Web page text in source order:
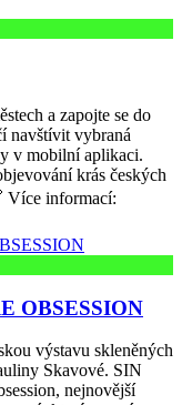
a zapojte se do
navštívit vybraná
v mobilní aplikaci.
krás českých
Více informací:
OBSESSION
výstavu skleněných
Skavové. SIN
nejnovější